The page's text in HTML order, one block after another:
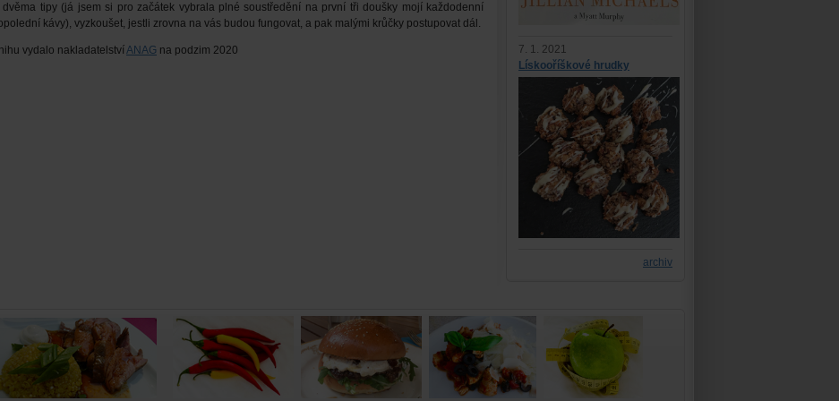
dvěma tipy (já jsem si pro začátek vybrala plné soustředění na první tři doušky mojí každodenní
kávy), vyzkoušet, jestli zrovna na vás budou fungovat, a pak malými krůčky postupovat dál.
vydalo nakladatelství ANAG na podzim 2020
7. 1. 2021
Lískooříškové hrudky
archiv